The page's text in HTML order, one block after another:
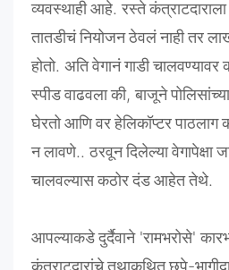
व्यवस्थाहीआहे.रस्तेकंत्राटदाराला
तातडीचंनियोजनठेवलंनाहीतर
होतो. अतिवेगानंगाडीचालवण्यावर
स्पीडवाढवलाकी,बाजूनेपोलिसांच्या
घेरतोआणिवरहेलिकॉप्टरपाठलाग
नलावणे..ठरवूनदिलेल्यावेगापेक्षा
चालवल्यासकठोरदंडआहेततेथे.
आपल्याकडेदुर्दैवाने'रामभरोसे'
कंत्राटदारांचेतथाकथितछुपे-